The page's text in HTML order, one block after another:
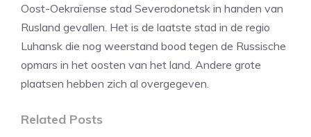
Oost-Oekraïense stad Severodonetsk in handen van
Rusland gevallen. Het is de laatste stad in de regio
Luhansk die nog weerstand bood tegen de Russische
opmars in het oosten van het land. Andere grote
plaatsen hebben zich al overgegeven.
Related Posts